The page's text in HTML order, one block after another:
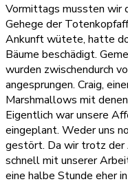
Vormittags mussten wir
Gehege der
Ankunft wütete, hatte
Bäume beschädigt.
wurden zwischendurch
angesprungen. Craig,
Marshmallows mit
Eigentlich war unsere
eingeplant. Weder uns
gestört. Da wir trotz der
schnell mit unserer
eine halbe Stunde eher